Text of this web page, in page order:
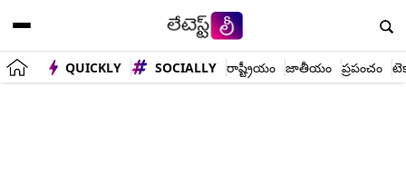
QUICKLY SOCIALLY రాష్ట్రీయం జాతీయం ప్రపంచం